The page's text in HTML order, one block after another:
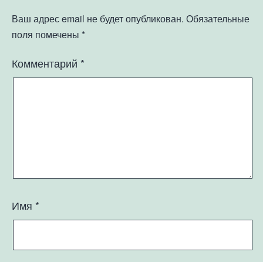
Ваш адрес email не будет опубликован. Обязательные
поля помечены *
Комментарий *
Имя *